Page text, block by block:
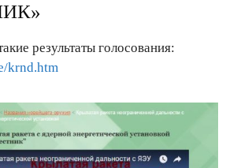
результаты голосования:
krnd.htm